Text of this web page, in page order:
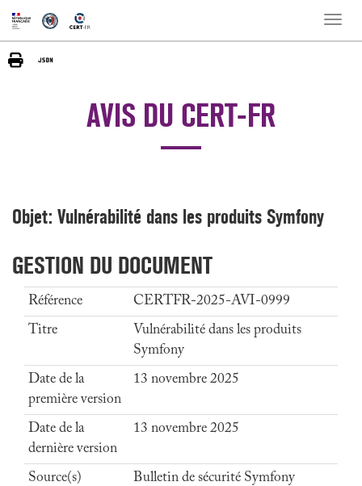
Toggle
AVIS DU CERT-FR
Objet: Vulnérabilité dans les produits Symfony
GESTION DU DOCUMENT
Référence
CERTFR-2025-AVI-0999
Titre
Vulnérabilité dans les produits
Symfony
Date de la
première version
13 novembre 2025
Date de la
dernière version
13 novembre 2025
Source(s)
Bulletin de sécurité Symfony